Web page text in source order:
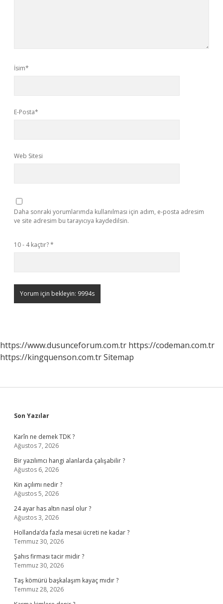
İsim*
E-Posta*
Web Sitesi
Daha sonraki yorumlarımda kullanılması için adım, e-posta adresim
ve site adresim bu tarayıcıya kaydedilsin.
10 - 4 kaçtır?*
https://www.dusunceforum.com.tr https://codeman.com.tr
https://kingquenson.com.trSitemap
Sidebar
Son Yazılar
Karîn ne demek TDK ?
Ağustos 7, 2026
Bir yazılımcı hangi alanlarda çalışabilir ?
Ağustos 6, 2026
Kin açılımı nedir ?
Ağustos 5, 2026
24 ayar has altın nasıl olur ?
Ağustos 3, 2026
Hollanda’da fazla mesai ücreti ne kadar ?
Temmuz 30, 2026
Şahıs firması tacir midir ?
Temmuz 30, 2026
Taş kömürü başkalaşım kayaç mıdır ?
Temmuz 28, 2026